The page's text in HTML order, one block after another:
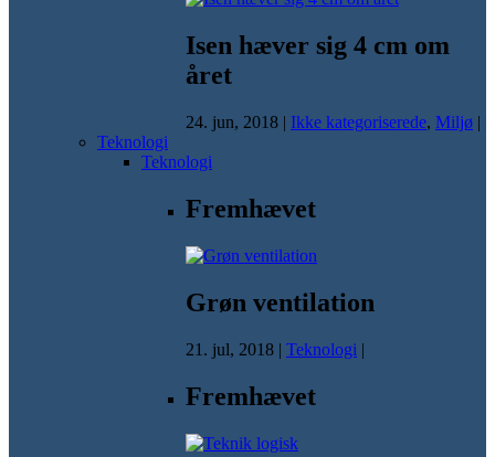
Isen hæver sig 4 cm om
året
24. jun, 2018 | Ikke kategoriserede, Miljø |
Teknologi
Teknologi
Fremhævet
Grøn ventilation
21. jul, 2018 | Teknologi |
Fremhævet